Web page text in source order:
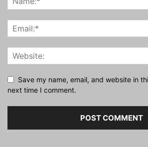
Save my name, email, and website in
next time I comment.